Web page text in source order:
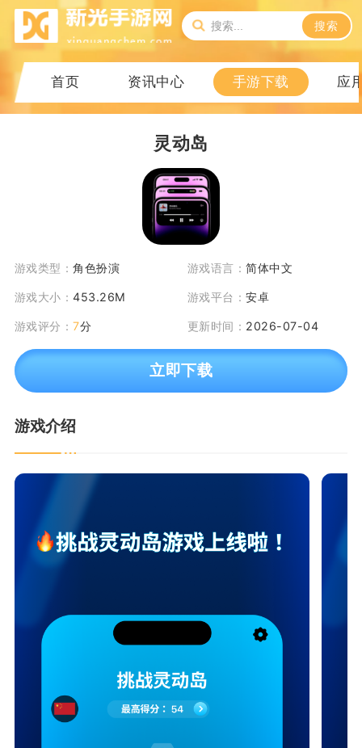
搜索
首页 资讯中心 手游下载 应
灵动岛
游戏类型：角色扮演 游戏语言： 简体中文
游戏大小：453.26M 游戏平台： 安卓
游戏评分：7分 更新时间： 2026-07-04
立即下载
游戏介绍